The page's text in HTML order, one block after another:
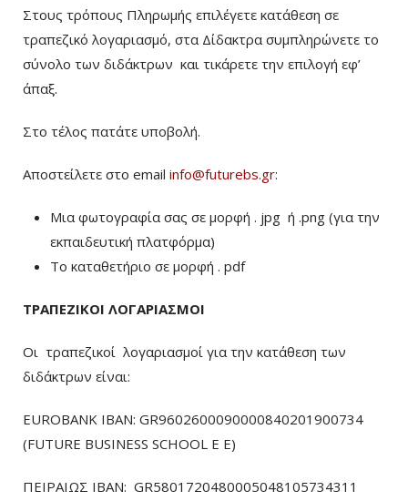
Στους τρόπους Πληρωμής επιλέγετε κατάθεση σε
τραπεζικό λογαριασμό, στα Δίδακτρα συμπληρώνετε το
σύνολο των διδάκτρων και τικάρετε την επιλογή εφ’
άπαξ.
Στο τέλος πατάτε υποβολή.
Αποστείλετε στο email info@futurebs.gr:
Μια φωτογραφία σας σε μορφή . jpg ή .png (για την
εκπαιδευτική πλατφόρμα)
To καταθετήριο σε μορφή . pdf
ΤΡΑΠΕΖΙΚΟΙ ΛΟΓΑΡΙΑΣΜΟΙ
Οι τραπεζικοί λογαριασμοί για την κατάθεση των
διδάκτρων είναι:
EUROBANK IBAN: GR9602600090000840201900734
(FUTURE BUSINESS SCHOOL E E)
ΠΕΙΡΑΙΩΣ ΙΒΑΝ: GR5801720480005048105734311